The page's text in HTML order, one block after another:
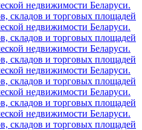
недвижимости Беларуси.
складов и торговых площадей
недвижимости Беларуси.
складов и торговых площадей
недвижимости Беларуси.
складов и торговых площадей
недвижимости Беларуси.
складов и торговых площадей
недвижимости Беларуси.
складов и торговых площадей
недвижимости Беларуси.
складов и торговых площадей